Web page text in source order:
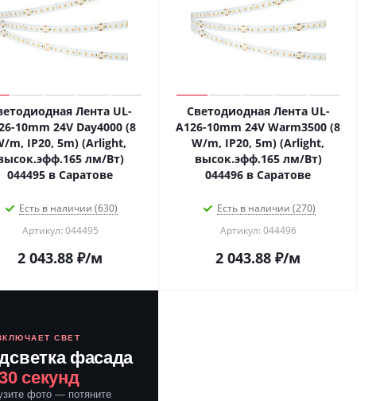
Лента UL-
10mm 24V Day4000 (8
m, IP20, 5m) (Arlight,
лм/Вт)
044495 в Саратове
Есть в наличии (630)
Артикул: 044495
2 043.88 ₽/м
Светодиодная Лента UL-
A126-10mm 24V Warm3500 (8
W/m, IP20, 5m) (Arlight,
высок.эфф.165 лм/Вт)
044496 в Саратове
Есть в наличии (270)
Артикул: 044496
2 043.88 ₽/м
СВЕТ
фасада
секунд
фото — потяните